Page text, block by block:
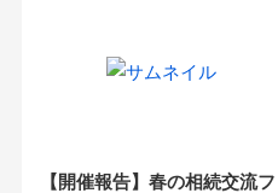
【開催報告】春の相続交流フ